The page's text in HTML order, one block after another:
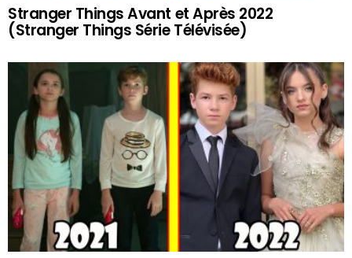
Stranger Things Avant et Après 2022
(Stranger Things Série Télévisée)